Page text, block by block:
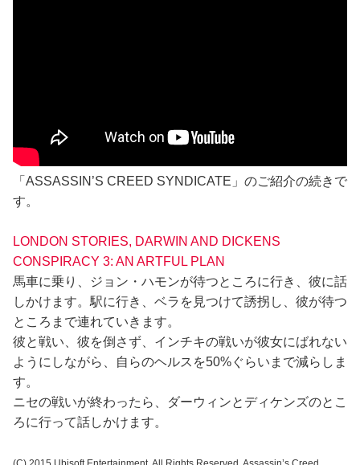
「ASSASSIN’S CREED SYNDICATE」のご紹介の続きで
す。
LONDON STORIES, DARWIN AND DICKENS
CONSPIRACY 3: AN ARTFUL PLAN
馬車に乗り、ジョン・ハモンが待つところに行き、彼に話
しかけます。駅に行き、ベラを見つけて誘拐し、彼が待つ
ところまで連れていきます。
彼と戦い、彼を倒さず、インチキの戦いが彼女にばれない
ようにしながら、自らのヘルスを50%ぐらいまで減らしま
す。
ニセの戦いが終わったら、ダーウィンとディケンズのとこ
ろに行って話しかけます。